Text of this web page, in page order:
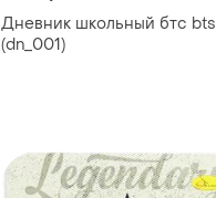
Дневник школьный бтс bts
(dn_001)